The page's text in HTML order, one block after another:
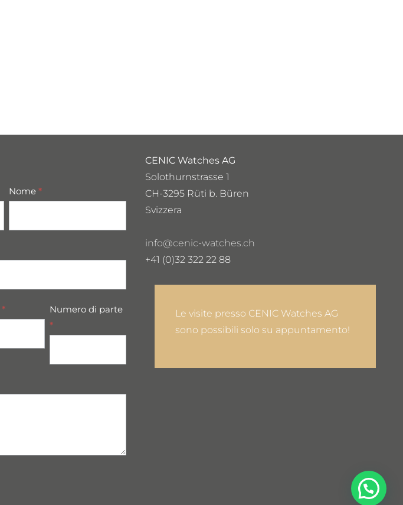
Nome*
*
Numero di parte
*
CENIC Watches AG
Solothurnstrasse 1
CH-3295 Rüti b. Büren
Svizzera
info@cenic-watches.ch
+41 (0)32 322 22 88
Le visite presso CENIC Watches AG
sono possibili solo su appuntamento!